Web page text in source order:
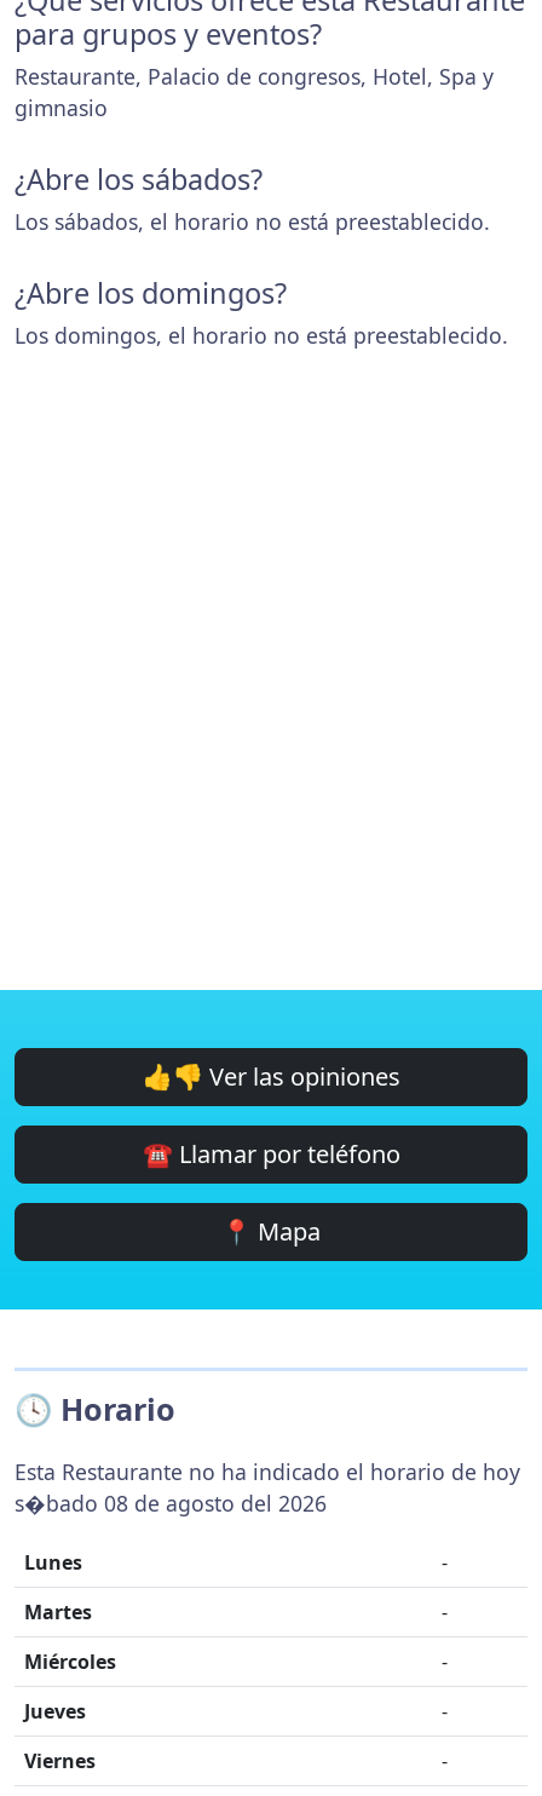
para grupos y eventos?
Restaurante, Palacio de congresos, Hotel, Spa y
gimnasio
¿Abre los sábados?
Los sábados, el horario no está preestablecido.
¿Abre los domingos?
Los domingos, el horario no está preestablecido.
👍👎 Ver las opiniones
☎️ Llamar por teléfono
📍 Mapa
🕓 Horario
Esta Restaurante no ha indicado el horario de hoy
s�bado 08 de agosto del 2026
Lunes
-
Martes
-
Miércoles
-
Jueves
-
Viernes
-